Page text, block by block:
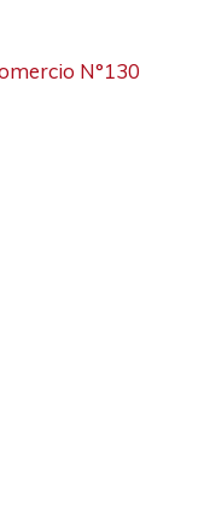
N°130